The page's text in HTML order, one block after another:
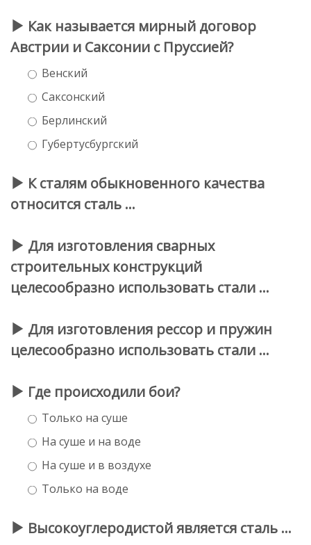
Как называется мирный договор
Австрии и Саксонии с Пруссией?
Венский
Саксонский
Берлинский
Губертусбургский
К сталям обыкновенного качества
относится сталь …
Для изготовления сварных
строительных конструкций
целесообразно использовать стали …
Для изготовления рессор и пружин
целесообразно использовать стали …
Где происходили бои?
Только на суше
На суше и на воде
На суше и в воздухе
Только на воде
Высокоуглеродистой является сталь …